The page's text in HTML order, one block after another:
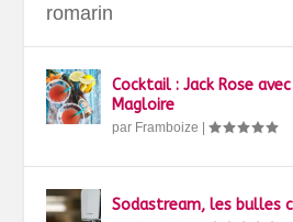
romarin
Cocktail : Jack Rose
Magloire
par Framboize |
Sodastream, les bulles